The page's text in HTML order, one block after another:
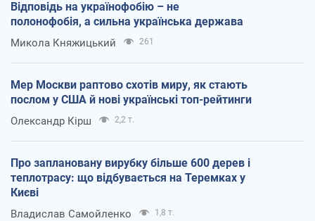
Відповідь на українофобію – не
полонофобія, а сильна українська держава
Микола Княжицький 261
Мер Москви раптово схотів миру, як стають
послом у США й нові українські топ-рейтинги
Олександр Кірш 2,2 т.
Про заплановану вирубку більше 600 дерев і
теплотрасу: що відбувається на Теремках у
Києві
Владислав Самойленко 1,8 т.